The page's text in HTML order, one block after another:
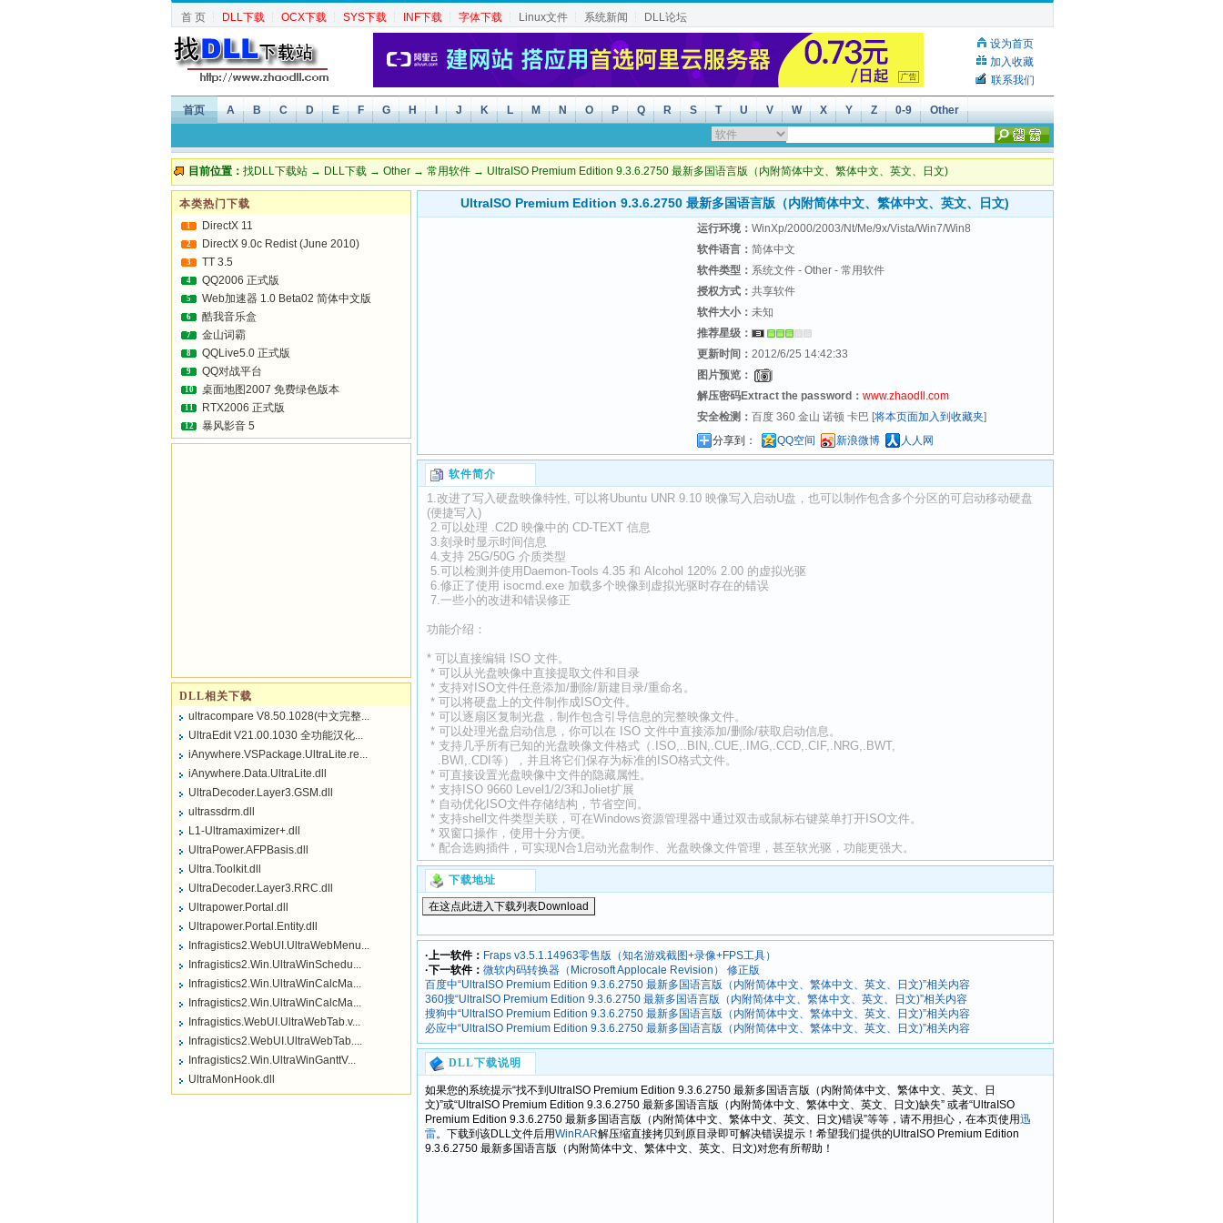
设为首页
加入收藏
联系我们
首 页┆ DLL下载┆ OCX下载┆ SYS下载┆ INF下载┆ 字体下载┆ Linux文件┆ 系统新闻 ┆ DLL论坛
首页 A B C D E F G H I J K L M N O P Q R S T U V W X Y Z 0-9 Other
目前位置： 找DLL下载站→ DLL下载→ Other→ 常用软件→ UltraISO Premium Edition 9.3.6.2750 最新多国语言版（内附简体中文、繁体中文、英文、日文)
UltraISO Premium Edition 9.3.6.2750 最新多国语言版（内附简体中文、繁体中文、英文、日文)
运行环境： WinXp/2000/2003/Nt/Me/9x/Vista/Win7/Win8
软件语言： 简体中文
软件类型： 系统文件 - Other - 常用软件
授权方式： 共享软件
软件大小： 未知
推荐星级：
更新时间： 2012/6/25 14:42:33
图片预览：
解压密码Extract the password： www.zhaodll.com
安全检测： 百度 360 金山 诺顿 卡巴 [将本页面加入到收藏夹]
分享到：
QQ空间 新浪微博 人人网
软件简介
1.改进了写入硬盘映像特性, 可以将Ubuntu UNR 9.10 映像写入启动U盘，也可以制作包含多个分区的可启动移动硬盘
(便捷写入)
2.可以处理 .C2D 映像中的 CD-TEXT 信息
3.刻录时显示时间信息
4.支持 25G/50G 介质类型
5.可以检测并使用Daemon-Tools 4.35 和 Alcohol 120% 2.00 的虚拟光驱
6.修正了使用 isocmd.exe 加载多个映像到虚拟光驱时存在的错误
7.一些小的改进和错误修正
功能介绍：
* 可以直接编辑 ISO 文件。
* 可以从光盘映像中直接提取文件和目录
* 支持对ISO文件任意添加/删除/新建目录/重命名。
* 可以将硬盘上的文件制作成ISO文件。
* 可以逐扇区复制光盘，制作包含引导信息的完整映像文件。
* 可以处理光盘启动信息，你可以在 ISO 文件中直接添加/删除/获取启动信息。
* 支持几乎所有已知的光盘映像文件格式（.ISO,..BIN,.CUE,.IMG,.CCD,.CIF,.NRG,.BWT,
.BWI,.CDI等），并且将它们保存为标准的ISO格式文件。
* 可直接设置光盘映像中文件的隐藏属性。
* 支持ISO 9660 Level1/2/3和Joliet扩展
* 自动优化ISO文件存储结构，节省空间。
* 支持shell文件类型关联，可在Windows资源管理器中通过双击或鼠标右键菜单打开ISO文件。
* 双窗口操作，使用十分方便。
* 配合选购插件，可实现N合1启动光盘制作、光盘映像文件管理，甚至软光驱，功能更强大。
下载地址
·上一软件： Fraps v3.5.1.14963零售版（知名游戏截图+录像+FPS工具）
·下一软件： 微软内码转换器（Microsoft Applocale Revision） 修正版
百度中“UltraISO Premium Edition 9.3.6.2750 最新多国语言版（内附简体中文、繁体中文、英文、日文)”相关内容
360搜“UltraISO Premium Edition 9.3.6.2750 最新多国语言版（内附简体中文、繁体中文、英文、日文)”相关内容
搜狗中“UltraISO Premium Edition 9.3.6.2750 最新多国语言版（内附简体中文、繁体中文、英文、日文)”相关内容
必应中“UltraISO Premium Edition 9.3.6.2750 最新多国语言版（内附简体中文、繁体中文、英文、日文)”相关内容
DLL下载说明
如果您的系统提示“找不到UltraISO Premium Edition 9.3.6.2750 最新多国语言版（内附简体中文、繁体中文、英文、日
文)”或“UltraISO Premium Edition 9.3.6.2750 最新多国语言版（内附简体中文、繁体中文、英文、日文)缺失” 或者“UltraISO
Premium Edition 9.3.6.2750 最新多国语言版（内附简体中文、繁体中文、英文、日文)错误”等等，请不用担心，在本页使用迅
雷。下载到该DLL文件后用WinRAR解压缩直接拷贝到原目录即可解决错误提示！希望我们提供的UltraISO Premium Edition
9.3.6.2750 最新多国语言版（内附简体中文、繁体中文、英文、日文)对您有所帮助！
本类热门下载
1 DirectX 11
2 DirectX 9.0c Redist (June 2010)
3 TT 3.5
4 QQ2006 正式版
5 Web加速器 1.0 Beta02 简体中文版
6 酷我音乐盒
7 金山词霸
8 QQLive5.0 正式版
9 QQ对战平台
10 桌面地图2007 免费绿色版本
11 RTX2006 正式版
12 暴风影音 5
DLL相关下载
ultracompare V8.50.1028(中文完整...
UltraEdit V21.00.1030 全功能汉化...
iAnywhere.VSPackage.UltraLite.re...
iAnywhere.Data.UltraLite.dll
UltraDecoder.Layer3.GSM.dll
ultrassdrm.dll
L1-Ultramaximizer+.dll
UltraPower.AFPBasis.dll
Ultra.Toolkit.dll
UltraDecoder.Layer3.RRC.dll
Ultrapower.Portal.dll
Ultrapower.Portal.Entity.dll
Infragistics2.WebUI.UltraWebMenu...
Infragistics2.Win.UltraWinSchedu...
Infragistics2.Win.UltraWinCalcMa...
Infragistics2.Win.UltraWinCalcMa...
Infragistics.WebUI.UltraWebTab.v...
Infragistics2.WebUI.UltraWebTab....
Infragistics2.Win.UltraWinGanttV...
UltraMonHook.dll